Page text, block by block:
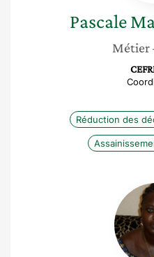
Pascale
Métier
Réduction des